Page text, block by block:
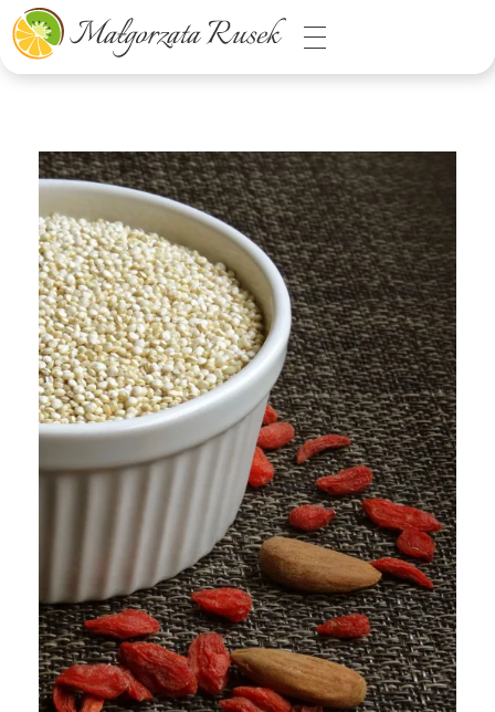
Małgorzata Rusek - dietetyk z pasją
Dietetyka kliniczna & Psychodietetyka